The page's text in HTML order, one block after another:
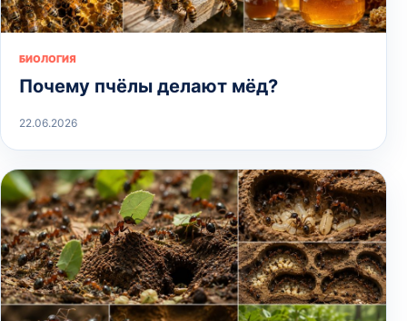
БИОЛОГИЯ
Почему пчёлы делают мёд?
22.06.2026